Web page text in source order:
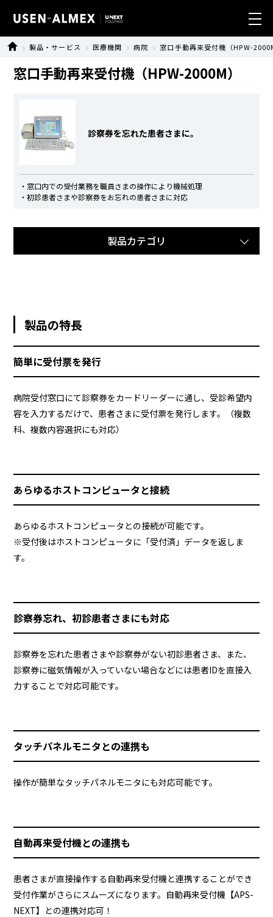
業種別ソリューション
導入事例
サステナビリティ
会社情報
U-NEXT HOLDINGS
採用情報
ALMEX Blog
マイページログイン
製品・サービス 医療機関 病院 窓口手動再来受付機（HPW-
窓口手動再来受付機（HPW-2000M）
診察券を忘れた患者さまに。
・窓口内での受付業務を職員さまの操作により機械処理
・初診患者さまや診察券をお忘れの患者さまに対応
製品カテゴリ
製品の特長
簡単に受付票を発行
病院受付窓口にて診察券をカードリーダーに通し、受診希望内
容を入力するだけで、患者さまに受付票を発行します。（複数
科、複数内容選択にも対応）
あらゆるホストコンピュータと接続
あらゆるホストコンピュータとの接続が可能です。
※受付後はホストコンピュータに「受付済」データを返しま
す。
診察券忘れ、初診患者さまにも対応
診察券を忘れた患者さまや診察券がない初診患者さま、また、
診察券に磁気情報が入っていない場合などには患者IDを直接入
力することで対応可能です。
タッチパネルモニタとの連携も
操作が簡単なタッチパネルモニタにも対応可能です。
自動再来受付機との連携も
患者さまが直接操作する自動再来受付機と連携することができ
受付作業がさらにスムーズになります。自動再来受付機【APS-
NEXT】との連携対応可！